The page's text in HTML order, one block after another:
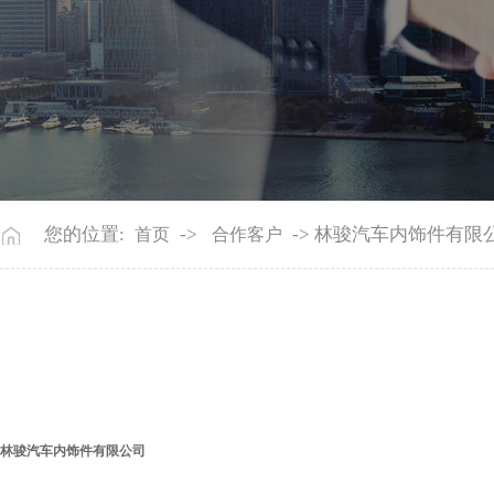
您的位置: 首页 -> 合作客户 -> 林骏汽车内饰件有限
林骏汽车内饰件有限公司